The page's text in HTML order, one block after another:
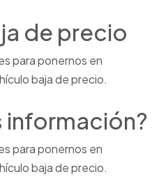
de precio
para ponernos en
baja de precio.
información?
para ponernos en
baja de precio.